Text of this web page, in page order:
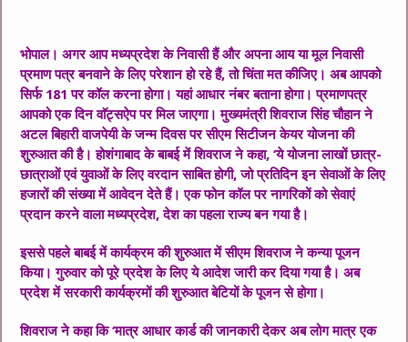
भोपाल। अगर आप मध्यप्रदेश के निवासी हैं और अपना आय या मूल निवासी
प्रमाण पत्र बनवाने के लिए परेशान हो रहे हैं, तो चिंता मत कीजिए। अब आपको
सिर्फ 181 पर कॉल करना होगा। यहां आधार नंबर बताना होगा। प्रमाणपत्र
आपको एक दिन वाॅट्सऐप पर मिल जाएगा। मुख्यमंत्री शिवराज सिंह चौहान ने
अटल बिहारी वाजपेयी के जन्म दिवस पर सीएम सिटीजन केयर योजना की
शुरुआत की है। होशंगाबाद के बाबई में शिवराज ने कहा, ‘ये योजना लाखों छात्र-
छात्राओं एवं युवाओं के लिए वरदान साबित होगी, जो प्रतिदिन इन सेवाओं के लिए
हजारों की संख्या में आवेदन देते हैं। एक फोन कॉल पर नागरिकों को सेवाएं
प्रदान करने वाला मध्यप्रदेश, देश का पहला राज्य बन गया है।
इससे पहले बाबई में कार्यक्रम की शुरुआत में सीएम शिवराज ने कन्या पूजन
किया। गुरुवार को पूरे प्रदेश के लिए ये आदेश जारी कर दिया गया है। अब
प्रदेश में सरकारी कार्यक्रमों की शुरुआत बेटियों के पूजन से होगा।
शिवराज ने कहा कि ‘मात्र आधार कार्ड की जानकारी देकर अब लोग मात्र एक